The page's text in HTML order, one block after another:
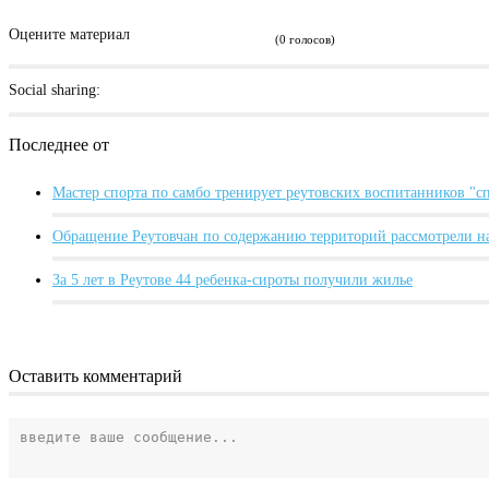
Оцените материал (0 голосов)
Social sharing:
Последнее от
Мастер спорта по самбо тренирует реутовских воспитанников
Обращение Реутовчан по содержанию территорий рассмотрели
За 5 лет в Реутове 44 ребенка-сироты получили жилье
Оставить комментарий